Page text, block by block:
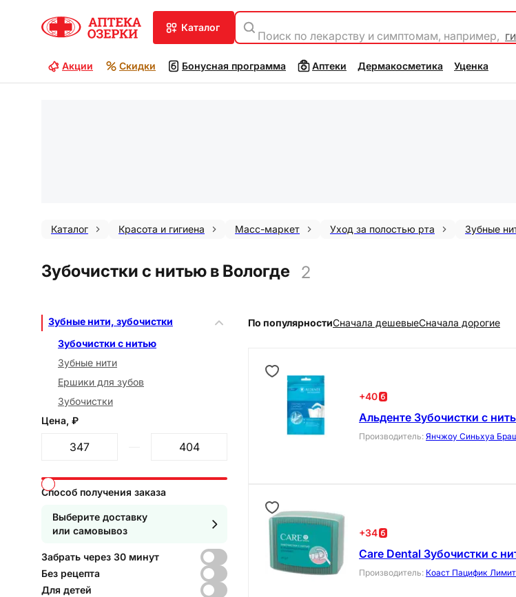
каталог
Поиск по лекарству и симптомам, например,
Акции Скидки Бонусная программа Аптеки Дермакосметика Уценка
Каталог Красота и гигиена Масс-маркет Уход за полостью рта Зубные
Зубочистки с нитью в Вологде 2
Зубные нити, зубочистки
Зубочистки с нитью
Зубные нити
Ершики для зубов
Зубочистки
Цена, ₽
Способ получения заказа
Выберите доставку
или самовывоз
Забрать через 30 минут
Без рецепта
Для детей
По популярностиCначала дешевыеCначала дорогие
+40
Альденте Зубочистки с
Производитель: Янчжоу Синьхуа
+34
Care Dental Зубочистки с
Производитель: Коаст Пацифик